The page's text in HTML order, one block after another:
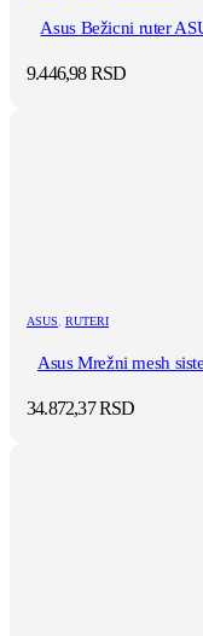
Asus Bežicni ruter
9.446,98RSD
ASUS, RUTERI
Asus Mrežni mesh
34.872,37RSD